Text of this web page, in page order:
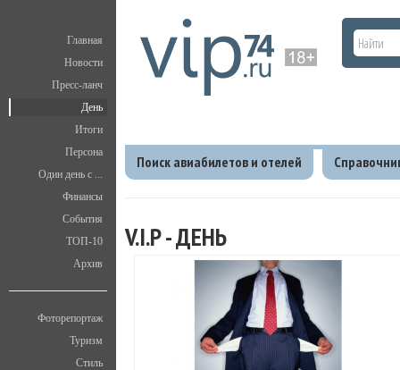
Главная
Новости
Пресс-ланч
День
Итоги
Персона
Один день с ...
Финансы
События
ТОП-10
Архив
Фоторепортаж
Туризм
Стиль
Поиск авиабилетов и отелей
V.I.P - ДЕНЬ